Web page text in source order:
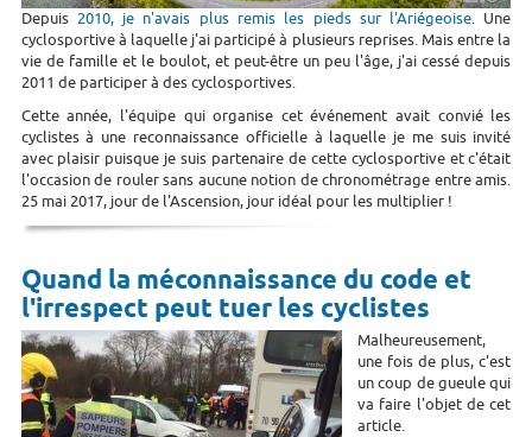
Depuis 2010, je n'avais plus remis les pieds sur l'Ariégeoise. Une
cyclosportive à laquelle j'ai participé à plusieurs reprises. Mais entre la
vie de famille et le boulot, et peut-être un peu l'âge, j'ai cessé depuis
2011 de participer à des cyclosportives.
Cette année, l'équipe qui organise cet événement avait convié les
cyclistes à une reconnaissance officielle à laquelle je me suis invité
avec plaisir puisque je suis partenaire de cette cyclosportive et c'était
l'occasion de rouler sans aucune notion de chronométrage entre amis.
25 mai 2017, jour de l'Ascension, jour idéal pour les multiplier !
Quand la méconnaissance du code et
l'irrespect peut tuer les cyclistes
Malheureusement,
une fois de plus, c'est
un coup de gueule qui
va faire l'objet de cet
article.